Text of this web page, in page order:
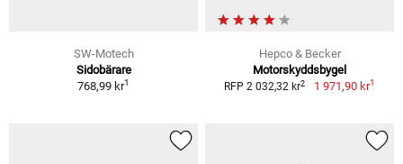
SW-Motech
Sidobärare
768,99 kr1
Hepco & Becker
Motorskyddsbygel
RFP 2 032,32 kr2 1 971,90 kr1